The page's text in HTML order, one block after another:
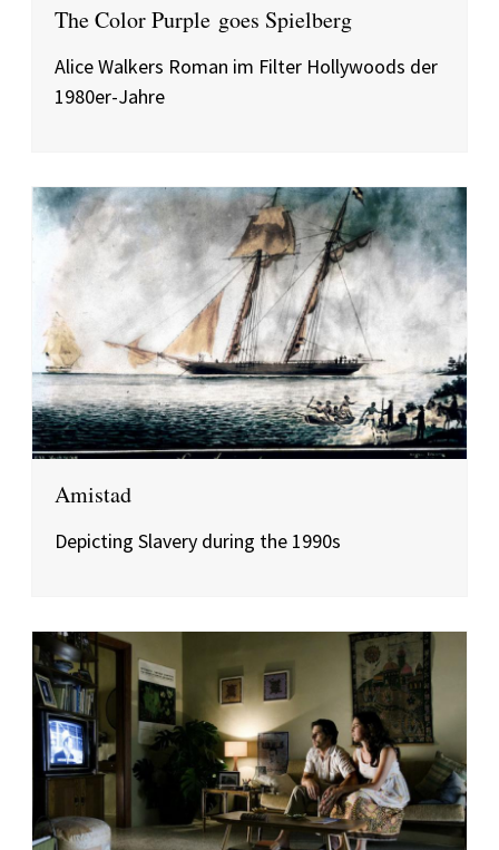
The Color Purple goes Spielberg
Alice Walkers Roman im Filter Hollywoods der
1980er-Jahre
Amistad
Depicting Slavery during the 1990s